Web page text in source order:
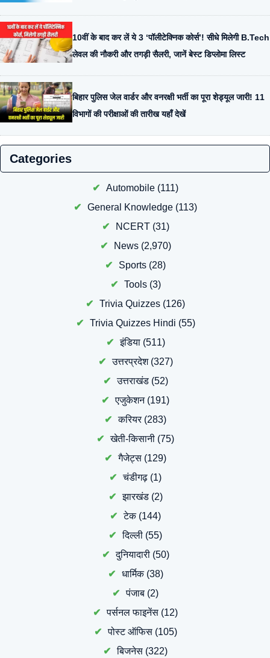
10वीं के बाद कर लें ये 3 ‘पॉलीटेक्निक कोर्स’! सीधे मिलेगी B.Tech
लेवल की नौकरी और तगड़ी सैलरी, जानें बेस्ट डिप्लोमा लिस्ट
बिहार पुलिस जेल वार्डर और वनरक्षी भर्ती का पूरा शेड्यूल जारी! 11
विभागों की परीक्षाओं की तारीख यहाँ देखें
Categories
Automobile (111)
General Knowledge (113)
NCERT (31)
News(2,970)
Sports (28)
Tools(3)
Trivia Quizzes (126)
Trivia Quizzes Hindi (55)
इंडिया(511)
उत्तरप्रदेश(327)
उत्तराखंड(52)
एजुकेशन(191)
करियर(283)
खेती-किसानी (75)
गैजेट्स (129)
चंडीगढ़ (1)
झारखंड(2)
टेक(144)
दिल्ली (55)
दुनियादारी(50)
धार्मिक(38)
पंजाब (2)
पर्सनल फाइनेंस (12)
पोस्ट ऑफिस(105)
बिजनेस (322)